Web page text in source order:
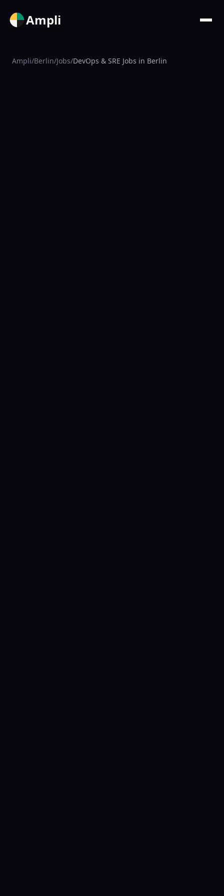
Ampli
Ampli/Berlin/Jobs/DevOps & SRE Jobs in Berlin